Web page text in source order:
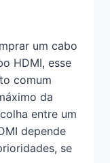
um cabo
HDMI, esse
comum
da
entre um
depende
se